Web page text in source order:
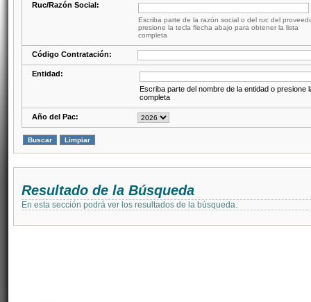
Ruc/Razón Social:
Escriba parte de la razón social o del ruc del
presione la tecla flecha abajo para obtener la lista
completa
Código Contratación:
Entidad:
Escriba parte del nombre de la entidad o presione
completa
Año del Pac:
Resultado de la Búsqueda
En esta sección podrá ver los resultados de la búsqueda.